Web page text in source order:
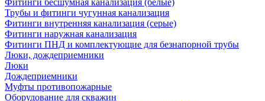
Фитинги бесшумная канализация (белые)
Трубы и фитинги чугунная канализация
Фитинги внутренняя канализация (серые)
Фитинги наружная канализация
Фитинги ПНД и комплектующие для безнапорной трубы
Люки, дождеприемники
Люки
Дождеприемники
Муфты противопожарные
Оборудование для скважин